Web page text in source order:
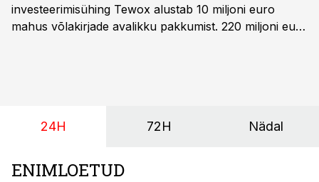
investeerimisühing Tewox alustab 10 miljoni euro
mahus võlakirjade avalikku pakkumist. 220 miljoni euro
24H 72H Nädal
ENIMLOETUD